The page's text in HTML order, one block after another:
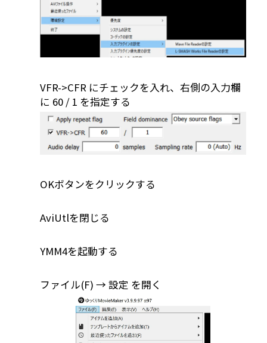
VFR->CFR にチェックを入れ、右側の入力欄
に 60 / 1 を指定する
OKボタンをクリックする
AviUtlを閉じる
YMM4を起動する
ファイル(F) → 設定 を開く